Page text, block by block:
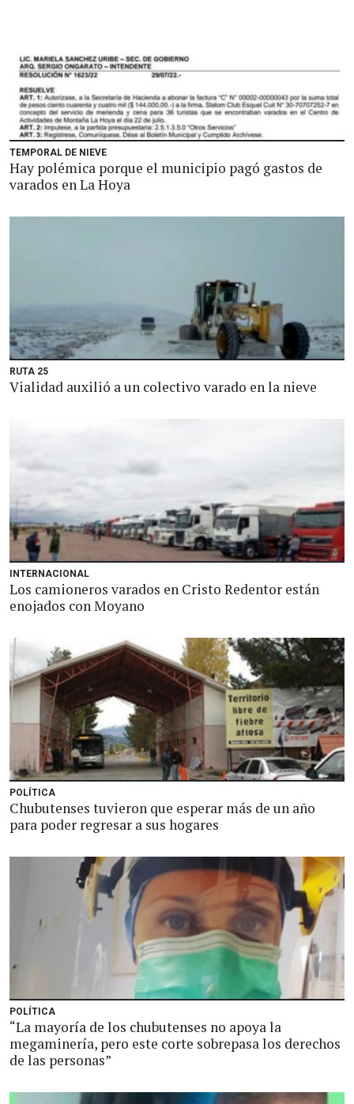
TEMPORAL DE NIEVE
Hay polémica porque el municipio pagó gastos de
varados en La Hoya
RUTA 25
Vialidad auxilió a un colectivo varado en la nieve
INTERNACIONAL
Los camioneros varados en Cristo Redentor están
enojados con Moyano
POLÍTICA
Chubutenses tuvieron que esperar más de un año
para poder regresar a sus hogares
POLÍTICA
“La mayoría de los chubutenses no apoya la
megaminería, pero este corte sobrepasa los derechos
de las personas”